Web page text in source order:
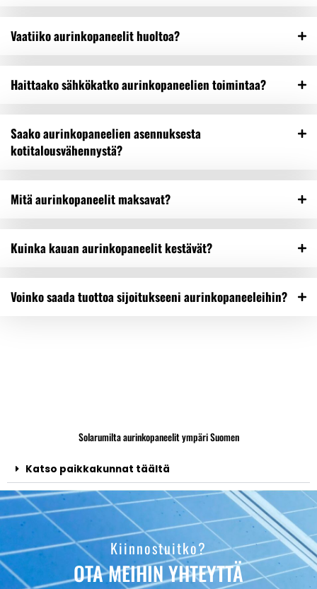
Vaatiiko aurinkopaneelit huoltoa?
Haittaako sähkökatko aurinkopaneelien toimintaa?
Saako aurinkopaneelien asennuksesta
kotitalousvähennystä?
Mitä aurinkopaneelit maksavat?
Kuinka kauan aurinkopaneelit kestävät?
Voinko saada tuottoa sijoitukseeni aurinkopaneeleihin?
Solarumilta aurinkopaneelit ympäri Suomen
Katso paikkakunnat täältä
Kiinnostuitko?
OTA MEIHIN YHTEYTTÄ